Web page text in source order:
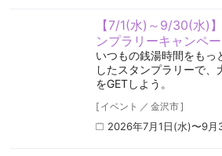
【7/1(水)～9/30(水)
ンプラリーキャンペー
いつもの銭湯時間をもっ
したスタンプラリーで
をGETしよう。
[ イベント ／ 金沢市]
2026年7月1日(水)〜9月